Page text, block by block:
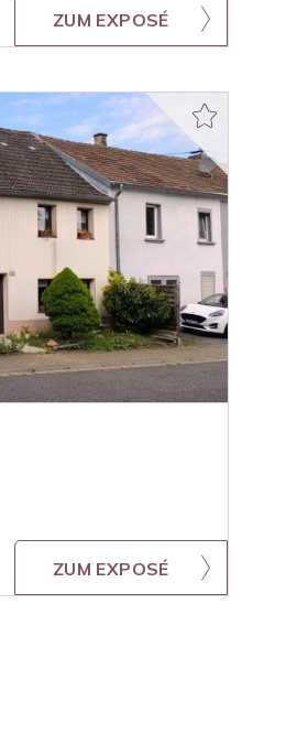
ZUM EXPOSÉ
ZUM EXPOSÉ